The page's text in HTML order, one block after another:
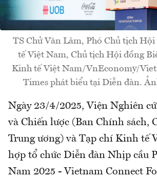
TS Chử Văn Lâm, Phó Chủ tịch
tế Việt Nam, Chủ tịch Hội đồng
Kinh tế Việt Nam/VnEconomy/
Times phát biểu tại Diễn đàn.
Ngày 23/4/2025, Viện Nghiên
và Chiến lược (Ban Chính sách,
Trung ương) và Tạp chí Kinh tế
hợp tổ chức Diễn đàn Nhịp cầu
Nam 2025 - Vietnam Connect